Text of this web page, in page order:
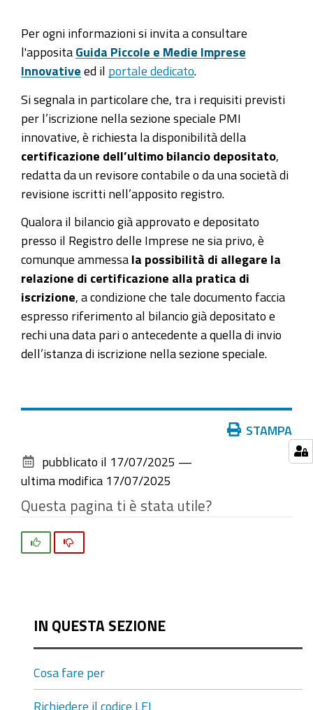
Per ogni informazioni si invita a consultare
l'apposita Guida Piccole e Medie Imprese
Innovative ed il portale dedicato
Si segnala in particolare che, tra i requisiti previsti
per l’iscrizione nella sezione speciale PMI
innovative, è richiesta la disponibilità della
certificazione dell’ultimo bilancio depositato
redatta da un revisore contabile o da una società di
revisione iscritti nell’apposito registro.
Qualora il bilancio già approvato e depositato
presso il Registro delle Imprese ne sia privo, è
comunque ammessa la possibilità di allegare la
relazione di certificazione alla pratica di
iscrizione , a condizione che tale documento faccia
espresso riferimento al bilancio già depositato e
rechi una data pari o antecedente a quella di invio
dell’istanza di iscrizione nella sezione speciale.
documento
STAMPA
pubblicato il 17/07/2025 —
ultima modifica 17/07/2025
Questa pagina ti è stata utile?
IN QUESTA SEZIONE
Cosa fare per
Richiedere il codice LEI